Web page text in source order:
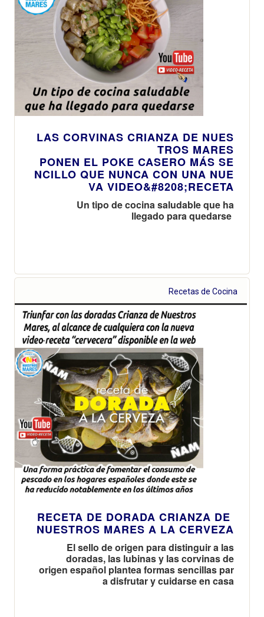
LAS CORVINAS CRIANZA DE NUES
TROS MARES
PONEN EL POKE CASERO MÁS SE
NCILLO QUE NUNCA CON UNA NUE
VA VIDEO&#8208;RECETA
Un tipo de cocina saludable que ha
llegado para quedarse
Recetas de Cocina
RECETA DE DORADA CRIANZA DE
NUESTROS MARES A LA CERVEZA
El sello de origen para distinguir a las
doradas, las lubinas y las corvinas de
origen español plantea formas sencillas par
a disfrutar y cuidarse en casa